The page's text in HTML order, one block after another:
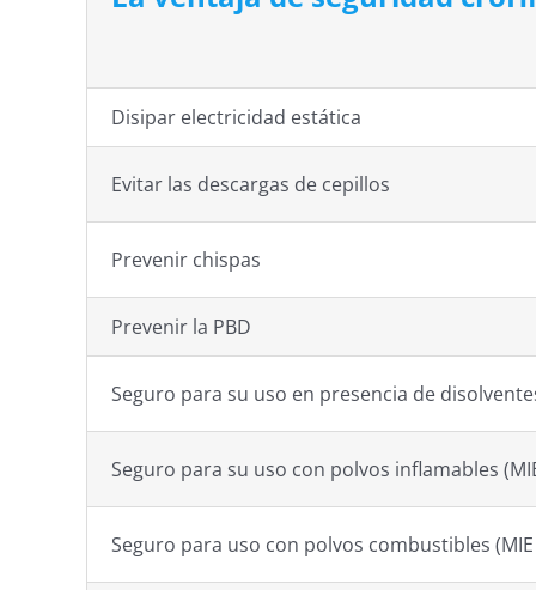
Disipar electricidad estática
Evitar las descargas de cepillos
Prevenir chispas
Prevenir la PBD
Seguro para su uso en presencia de
Seguro para su uso con polvos inflamables
Seguro para uso con polvos combustibles (MIE